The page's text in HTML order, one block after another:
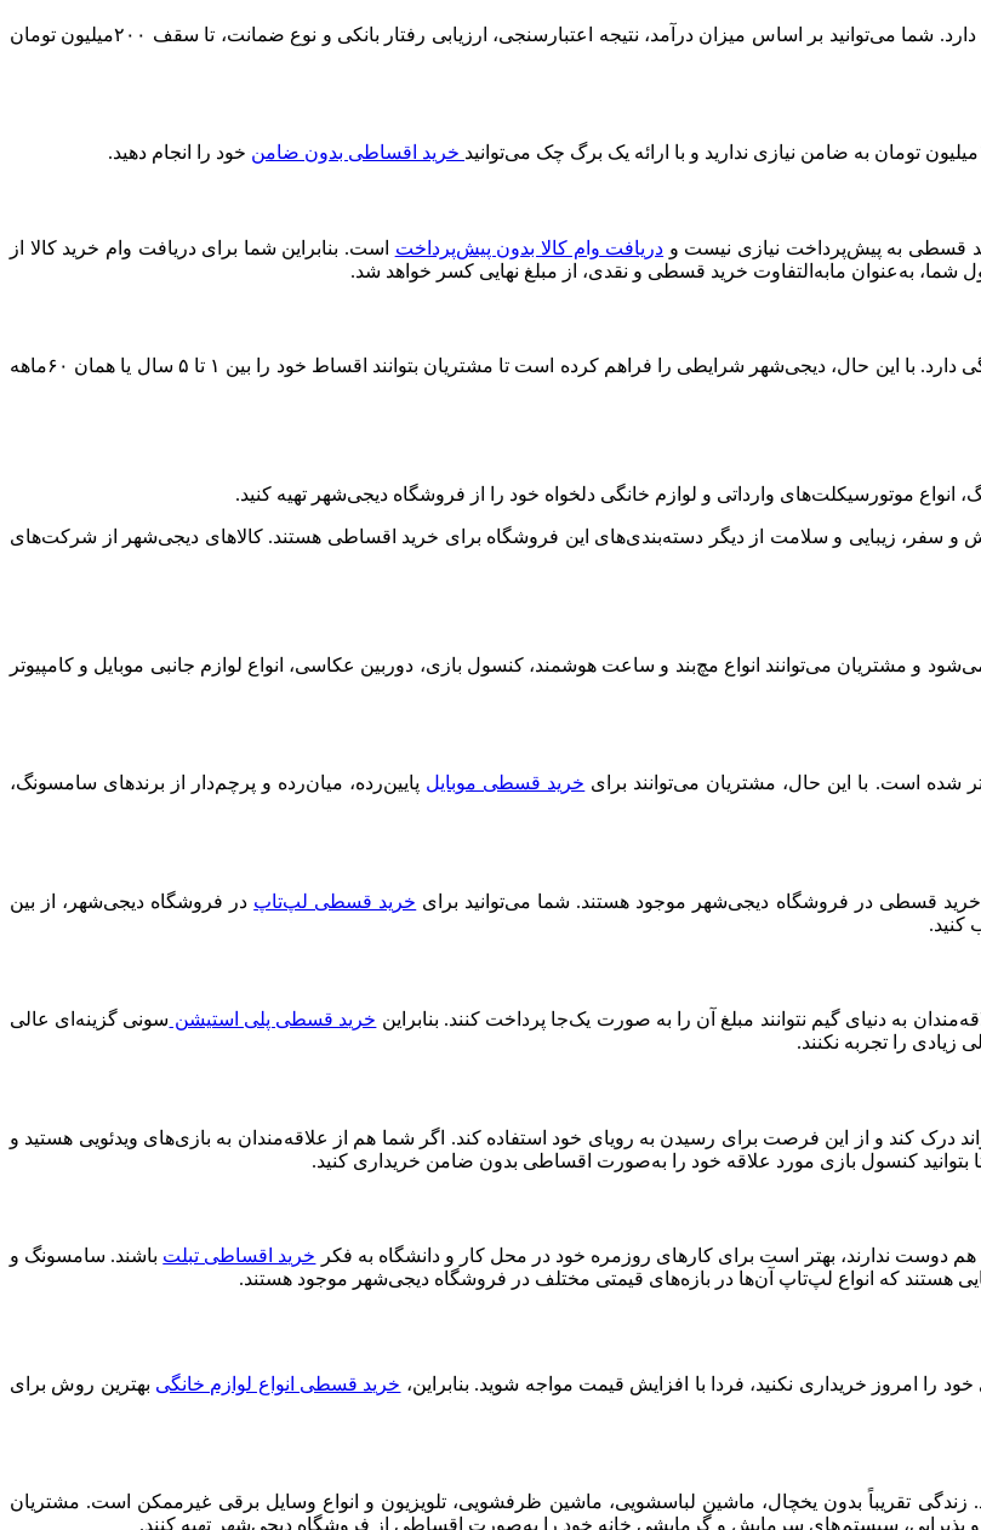
در مقایسه با سایر ارائه‌دهندگان وام خرید کالا، بیش‌ترین سقف اعتبار را دارد. شما می‌توانید بر اساس میزان درآمد، نتیجه اعتبارسنجی، ارزیابی رفتار بانکی و نوع ضمانت، تا سقف ۲۰۰میلیون تومان
خرید اقساطی بدون ضامن خود را انجام دهید.
قسطی به پیش‌پرداخت نیازی نیست و دریافت وام کالا بدون پیش‌پرداخت
است. بنابراین شما برای دریافت وام خرید کالا از
شما، به‌عنوان مابه‌التفاوت خرید قسطی و نقدی، از مبلغ نهایی کسر خواهد شد.
مدت زمان بازپرداخت وام خرید کالا از دیجی‌شهر به برنامه‌ریزی مالی خودتان بستگی دارد. با این حال، دیجی‌شهر شرایطی را فراهم کرده است تا مشتریان بتوانند اقساط خود را بین ۱ تا ۵ سال یا همان ۶۰ماهه
موتورسیکلت‌‌های وارداتی و لوازم خانگی دلخواه خود را از فروشگاه دیجی‌شهر تهیه کنید.
و سفر، زیبایی و سلامت از دیگر دسته‌بندی‌های این فروشگاه برای خرید اقساطی هستند. کالاهای دیجی‌شهر از شرکت‌های
و مشتریان می‌توانند انواع مچ‌بند و ساعت هوشمند، کنسول بازی، دوربین عکاسی، انواع لوازم جانبی موبایل و کامپیوتر
است. با این حال، مشتریان می‌توانند برای خرید قسطی موبایل پایین‌رده، میان‌رده و پرچم‌دار از برندهای سامسونگ،
خرید قسطی در فروشگاه دیجی‌شهر موجود هستند. شما می‌توانید برای خرید قسطی لپ‌تاپ در فروشگاه دیجی‌شهر، از بین
کنید.
خرید قسطی پلی‌ استیشن سونی گزینه‌ای عالی
زیادی را تجربه نکنند.
کند و از این فرصت برای رسیدن به رویای خود استفاده کند. اگر شما هم از علاقه‌مندان به بازی‌های ویدئویی هستید و
کنسول بازی مورد علاقه خود را به‌صورت اقساطی بدون ضامن خریداری کنید.
هم دوست ندارند، بهتر است برای کارهای روزمره خود در محل کار و دانشگاه به فکر خرید اقساطی تبلت باشند. سامسونگ و
هستند که انواع لپ‌تاپ آن‌ها در بازه‌های قیمتی مختلف در فروشگاه دیجی‌شهر موجود هستند.
را امروز خریداری نکنید، فردا با افزایش قیمت مواجه شوید. بنابراین، خرید قسطی انواع لوازم خانگی بهترین روش برای
زندگی تقریباً بدون یخچال، ماشین لباسشویی، ماشین ظرفشویی، تلویزیون و انواع وسایل برقی غیرممکن است. مشتریان
و پذیرایی، سیستم‌های سرمایش و گرمایشی خانه خود را به‌صورت اقساطی از فروشگاه دیجی‌شهر تهیه کنند.